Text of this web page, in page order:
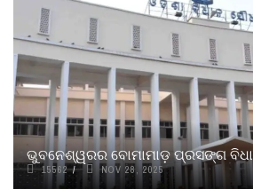
ଭୁବନେଶ୍ୱରର ବୋମାମାଡ଼ ପ୍ରସଙ୍ଗ
15562 NOV 28, 2025